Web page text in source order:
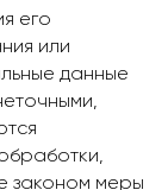
его
или
данные
законом меры